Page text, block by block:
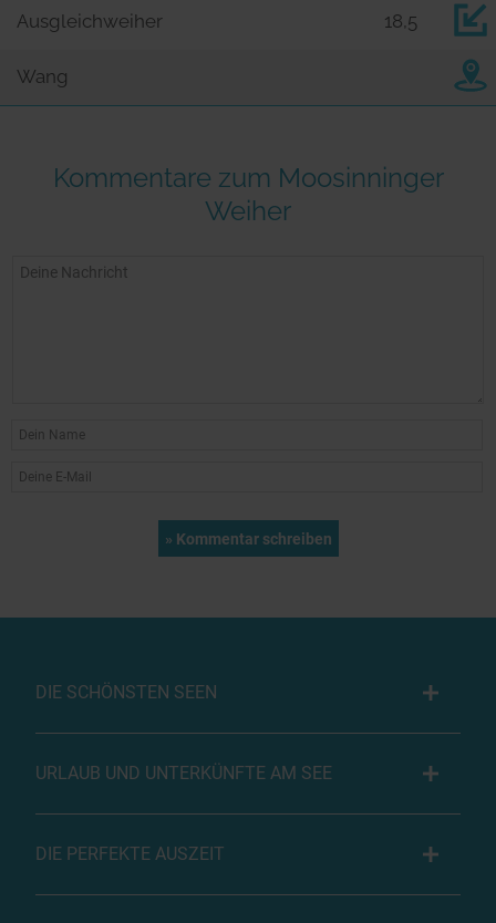
Ausgleichweiher 18,5
Wang
Kommentare zum Moosinninger
Weiher
DIE SCHÖNSTEN SEEN
URLAUB UND UNTERKÜNFTE AM SEE
DIE PERFEKTE AUSZEIT